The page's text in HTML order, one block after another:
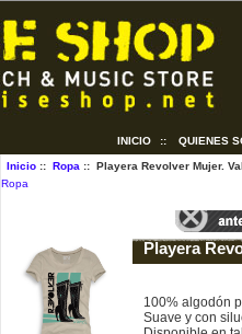
INICIO :: QUIENES
Inicio:: Ropa :: Playera Revolver Mujer.
Ropa
Playera
100% algodón
Suave y con